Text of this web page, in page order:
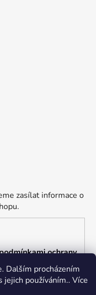
Dalším procházením
používáním.. Více
zasílat informace o
ochrany